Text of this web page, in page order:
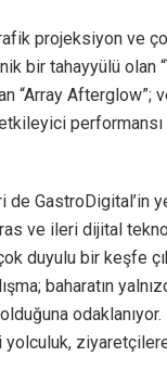
projeksiyon ve
bir tahayyülü olan
“Array
GastroDigital’in
ve ileri dijital
duyulu bir keşfe
baharatın
odaklanıyor.